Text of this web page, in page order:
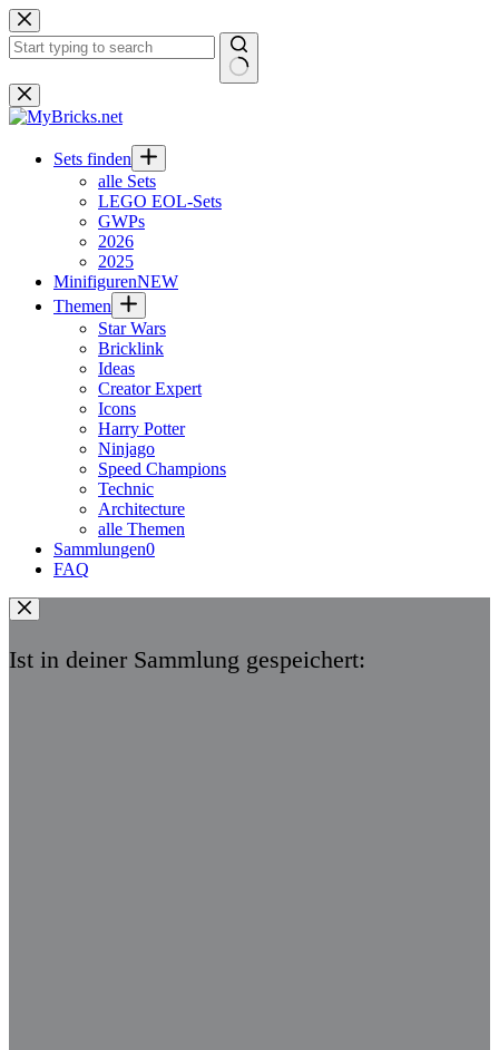
Zum
Inhalt
springen
Keine
Ergebnisse
Sets finden
alle Sets
LEGO EOL-Sets
GWPs
2026
2025
MinifigurenNEW
Themen
Star Wars
Bricklink
Ideas
Creator Expert
Icons
Harry Potter
Ninjago
Speed Champions
Technic
Architecture
alle Themen
Sammlungen0
FAQ
Ist in deiner Sammlung gespeichert: